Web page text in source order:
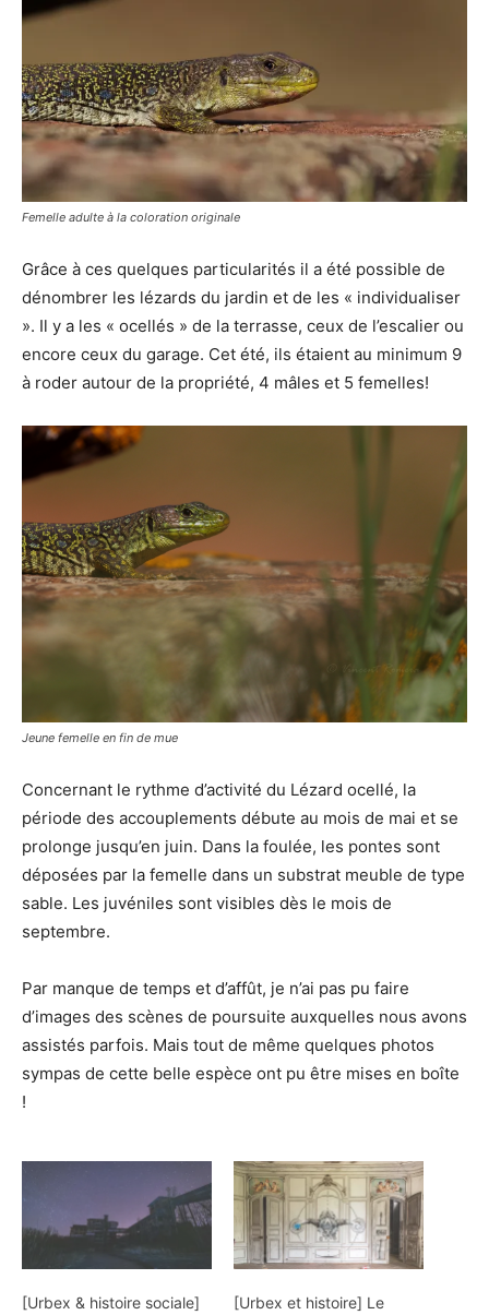
Femelle adulte à la coloration originale
Grâce à ces quelques particularités il a été possible de
dénombrer les lézards du jardin et de les « individualiser
». Il y a les « ocellés » de la terrasse, ceux de l’escalier ou
encore ceux du garage. Cet été, ils étaient au minimum 9
à roder autour de la propriété, 4 mâles et 5 femelles!
Jeune femelle en fin de mue
Concernant le rythme d’activité du Lézard ocellé, la
période des accouplements débute au mois de mai et se
prolonge jusqu’en juin. Dans la foulée, les pontes sont
déposées par la femelle dans un substrat meuble de type
sable. Les juvéniles sont visibles dès le mois de
septembre.
Par manque de temps et d’affût, je n’ai pas pu faire
d’images des scènes de poursuite auxquelles nous avons
assistés parfois. Mais tout de même quelques photos
sympas de cette belle espèce ont pu être mises en boîte
!
[Urbex & histoire sociale]
[Urbex et histoire] Le